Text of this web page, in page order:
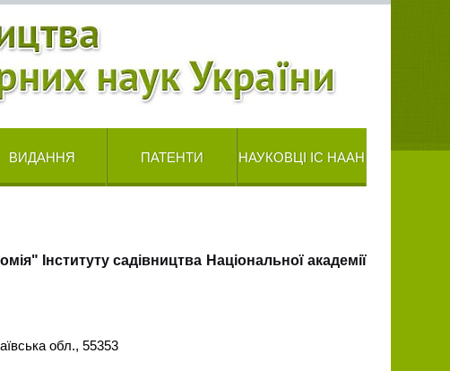
ВИДАННЯ ПАТЕНТИ НАУКОВЦІ ІС НААН
Інституту садівництва Національної академії
обл., 55353